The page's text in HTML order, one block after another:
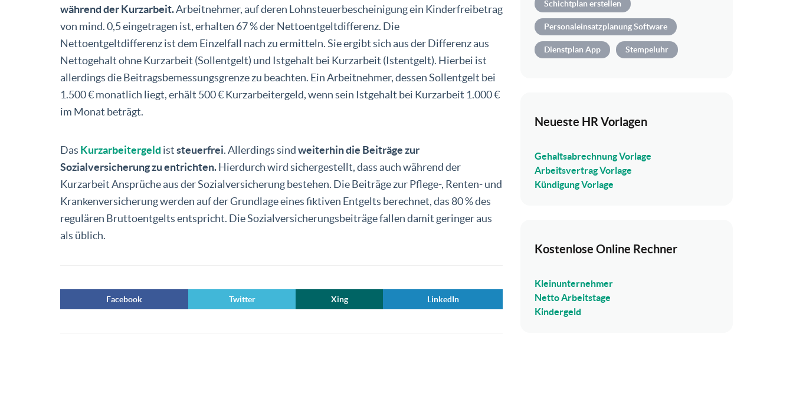
während der Kurzarbeit.Arbeitnehmer, auf deren Lohnsteuerbescheinigung ein Kinderfreibetrag
von mind. 0,5 eingetragen ist, erhalten 67 % der Nettoentgeltdifferenz. Die
Nettoentgeltdifferenz ist dem Einzelfall nach zu ermitteln. Sie ergibt sich aus der Differenz aus
Nettogehalt ohne Kurzarbeit (Sollentgelt) und Istgehalt bei Kurzarbeit (Istentgelt). Hierbei ist
allerdings die Beitragsbemessungsgrenze zu beachten. Ein Arbeitnehmer, dessen Sollentgelt bei
1.500 € monatlich liegt, erhält 500 € Kurzarbeitergeld, wenn sein Istgehalt bei Kurzarbeit 1.000 €
im Monat beträgt.
Das Kurzarbeitergeld iststeuerfrei. Allerdings sindweiterhin die Beiträge zur
Sozialversicherung zu entrichten.Hierdurch wird sichergestellt, dass auch während der
Kurzarbeit Ansprüche aus der Sozialversicherung bestehen. Die Beiträge zur Pflege-, Renten- und
Krankenversicherung werden auf der Grundlage einesfiktiven Entgelts berechnet, das 80 % des
regulären Bruttoentgelts entspricht. Die Sozialversicherungsbeiträge fallen damit geringer aus
als üblich.
Facebook Twitter Xing LinkedIn
Schichtplan erstellen
Personaleinsatzplanung Software
Dienstplan App Stempeluhr
Neueste HR Vorlagen
Gehaltsabrechnung Vorlage
Arbeitsvertrag Vorlage
Kündigung Vorlage
Kostenlose Online Rechner
Kleinunternehmer
Netto Arbeitstage
Kindergeld